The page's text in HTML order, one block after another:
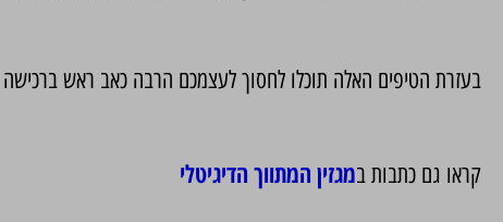
בעזרת הטיפים האלה תוכלו לחסוך לעצמכם הרבה כאב ראש
קראו גם כתבות במגזין המתווך הדיגיטלי